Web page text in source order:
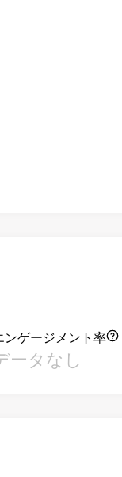
ンゲージメント率
ータなし